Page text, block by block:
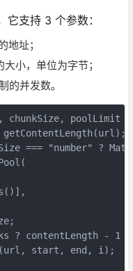
支持 3 个参数：
址；
小，单位为字节；
的并发数。
chunkSize, poolLimit
getContentLength(url);
=== "number" ?
contentLength - 1 :
start, end, i);